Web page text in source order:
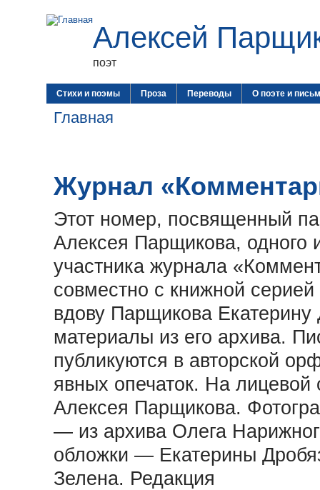
Алексей
поэт
Стихи и поэмы Проза Переводы О поэте и
Главная
Журнал
Этот номер, посвященный
Алексея Парщикова, одного
участника журнала
совместно с книжной
вдову Парщикова
материалы из его архива.
публикуются в авторской
явных опечаток. На
Алексея Парщикова.
— из архива Олега
обложки — Екатерины
Зелена. Редакция